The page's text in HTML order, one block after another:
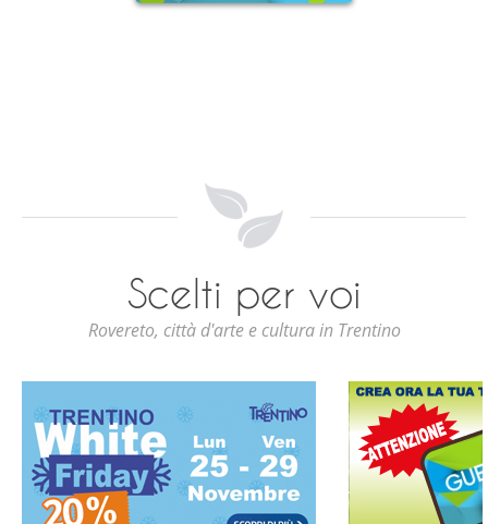
Scelti per voi
Rovereto, città d'arte e cultura in Trentino